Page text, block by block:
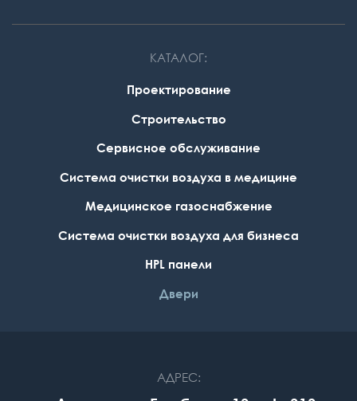
КАТАЛОГ:
Проектирование
Строительство
Сервисное обслуживание
Система очистки воздуха в медицине
Медицинское газоснабжение
Система очистки воздуха для бизнеса
НPL панели
Двери
АДРЕС: